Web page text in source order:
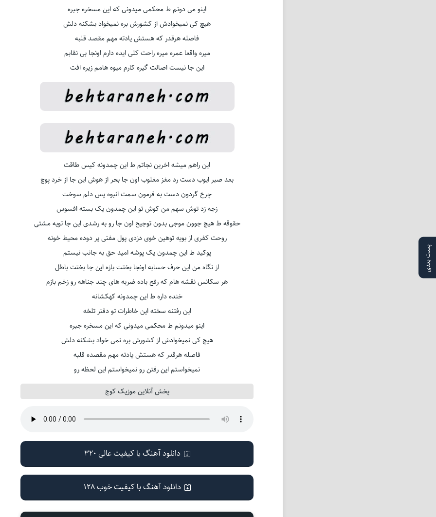
پست بعدی
اینو می دونم ط محکمی میدونی که این مسخره جبره
هیچ کی نمیخوادش از کشورش بره نمیخواد بشکنه دلش
فاصله هرقدر که هستش یادته مهم مقصد قلبه
میره واقعا عمره میره راحت کلی ایده دارم اونجا بی نقابم
این جا نیست اصالت گیره کارم میوه هامم زیره افت
این راهم میشه اخرین نجاتم ط این چمدونه کیس طاقت
بعد صبر ایوب دست رد مغز مغلوب اون جا بحر از هوش این جا از خرد پوچ
چرخ گردون دست به فرمون سمت انبوه پس دلم سوخت
زجه زد توش سهم من کوش تو این چمدون یک بسته افسوس
حقوقه ط هیچ جوون موجی بدون توجیح اون جا رو به رشدی این جا تویه مشتی
روحت کفری از بویه توهین خوی دزدی پول مفتی پر دوده محیط خونه
پوکید ط این چمدون یک پوشه امید حق به جانب نیستم
از نگاه من این حرف حسابه اونجا بختت بازه این جا بختت باطل
هر سکانس نقشه هام که رفع باده ضربه های چند جناهه رو زخم بازم
خنده داره ط این چمدونه کهکشانه
این رفتنه سخته این خاطرات تو دفتر تلخه
اینو میدونم ط محکمی میدونی که این مسخره جبره
هیچ کی نمیخوادش از کشورش بره نمی خواد بشکنه دلش
فاصله هرقدر که هستش یادته مهم مقصده قلبه
نمیخواستم این رفتن رو نمیخواستم این لحظه رو
پخش آنلاین موزیک کوچ
دانلود آهنگ با کیفیت عالی 320
دانلود آهنگ با کیفیت خوب 128